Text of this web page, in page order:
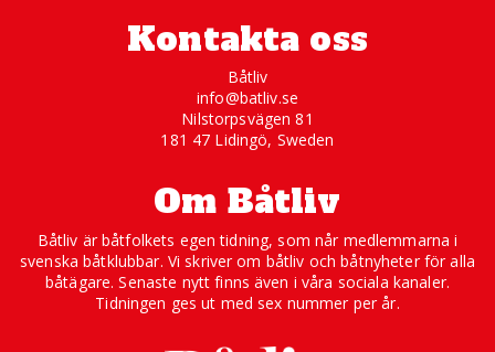
Kontakta oss
Båtliv
info@batliv.se
Nilstorpsvägen 81
181 47 Lidingö, Sweden
Om Båtliv
Båtliv är båtfolkets egen tidning, som når medlemmarna i
svenska båtklubbar. Vi skriver om båtliv och båtnyheter för alla
båtägare. Senaste nytt finns även i våra sociala kanaler.
Tidningen ges ut med sex nummer per år.